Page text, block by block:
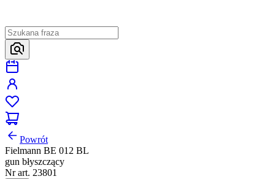
Powrót
Fielmann BE 012 BL
gun błyszczący
Nr art. 23801